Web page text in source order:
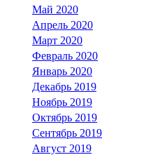
Май 2020
Апрель 2020
Март 2020
Февраль 2020
Январь 2020
Декабрь 2019
Ноябрь 2019
Октябрь 2019
Сентябрь 2019
Август 2019